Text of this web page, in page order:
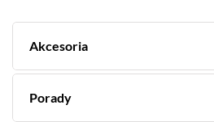
Akcesoria
Porady